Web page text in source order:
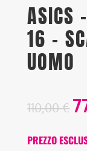
ASICS
16 –
UOMO
110,00€
PREZZO